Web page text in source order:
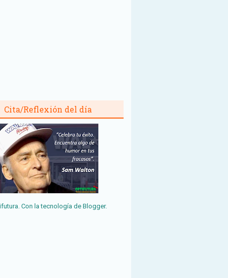
Cita/Reflexión del día
Con la tecnología deBlogger.